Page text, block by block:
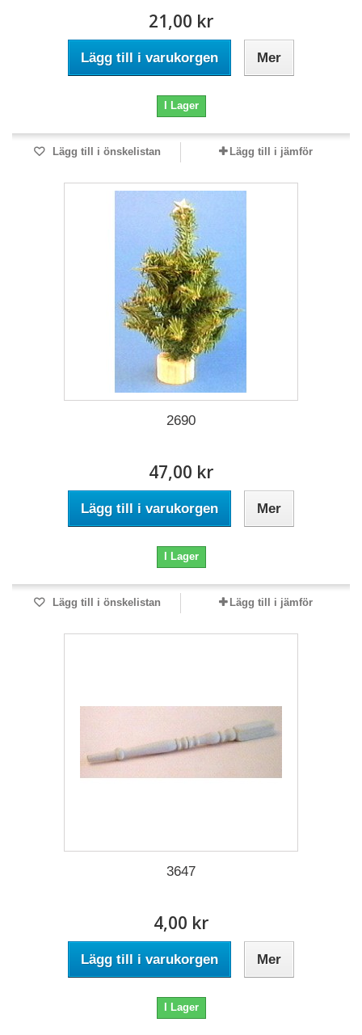
21,00 kr
Lägg till i varukorgen Mer
I Lager
Lägg till i önskelistan Lägg till i jämför
2690
47,00 kr
Lägg till i varukorgen Mer
I Lager
Lägg till i önskelistan Lägg till i jämför
3647
4,00 kr
Lägg till i varukorgen Mer
I Lager